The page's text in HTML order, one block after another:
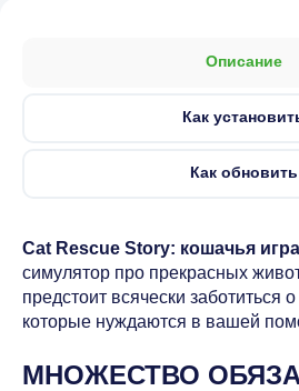
Описание
Как
Как обновить
Cat Rescue Story: кошачья игра
симулятор про прекрасных
предстоит всячески заботиться
которые нуждаются в вашей
МНОЖЕСТВО